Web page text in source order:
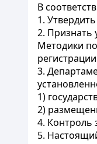
В
1.
2. Признать
Методики
3.
1)
2)
4. Контроль
5.